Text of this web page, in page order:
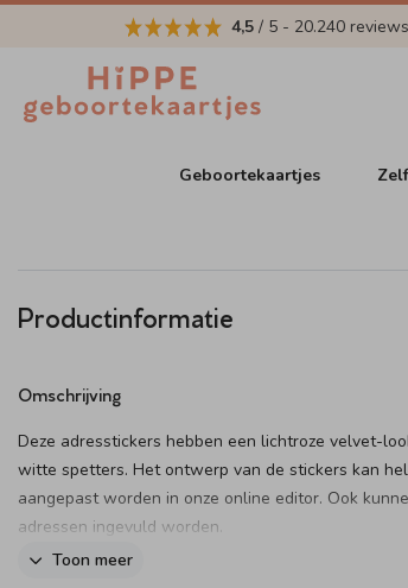
4,5 / 5 - 20.240 reviews
Geboortekaartjes
Productinformatie
Omschrijving
Deze adresstickers hebben een lichtroze velvet-
witte spetters. Het ontwerp van de stickers kan
aangepast worden in onze online editor. Ook
adressen ingevuld worden.
Toon meer